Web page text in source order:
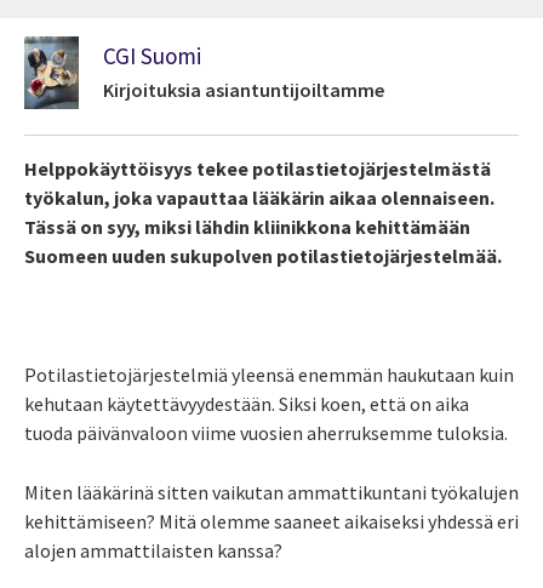
CGI Suomi
Kirjoituksia asiantuntijoiltamme
Helppokäyttöisyys tekee potilastietojärjestelmästä
työkalun, joka vapauttaa lääkärin aikaa olennaiseen.
Tässä on syy, miksi lähdin kliinikkona kehittämään
Suomeen uuden sukupolven potilastietojärjestelmää.
Potilastietojärjestelmiä yleensä enemmän haukutaan kuin
kehutaan käytettävyydestään. Siksi koen, että on aika
tuoda päivänvaloon viime vuosien aherruksemme tuloksia.
Miten lääkärinä sitten vaikutan ammattikuntani työkalujen
kehittämiseen? Mitä olemme saaneet aikaiseksi yhdessä eri
alojen ammattilaisten kanssa?